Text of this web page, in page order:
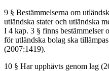
9 § Bestämmelserna om
utländska stater och utländska
I 4 kap. 3 § finns bestämmelser
för utländska bolag ska
(2007:1419).
10 § Har upphävts genom lag